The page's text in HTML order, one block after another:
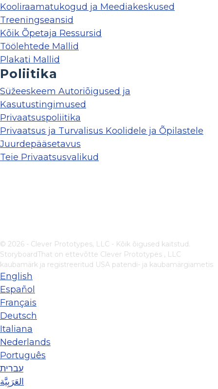
Kooliraamatukogud ja Meediakeskused
Treeningseansid
Kõik Õpetaja Ressursid
Töölehtede Mallid
Plakati Mallid
Poliitika
Süžeeskeem Autoriõigused ja
Kasutustingimused
Privaatsuspoliitika
Privaatsus ja Turvalisus Koolidele ja Õpilastele
Juurdepääsetavus
Teie Privaatsusvalikud
© 2026 - Clever Prototypes, LLC - Kõik õigused kaitstud.
StoryboardThat on ettevõtte Clever Prototypes , LLC
kaubamärk ja registreeritud USA patendi- ja kaubamärgiametis
English
Español
Français
Deutsch
Italiana
Nederlands
Português
עברית
العَرَبِيَّة